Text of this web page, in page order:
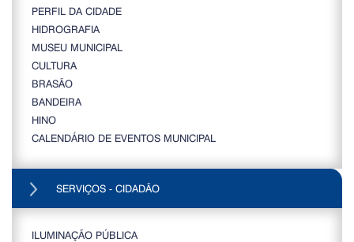
PERFIL DA CIDADE
HIDROGRAFIA
MUSEU MUNICIPAL
CULTURA
BRASÃO
BANDEIRA
HINO
CALENDÁRIO DE EVENTOS MUNICIPAL
SERVIÇOS - CIDADÃO
ILUMINAÇÃO PÚBLICA